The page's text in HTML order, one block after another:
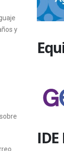
y
IDE